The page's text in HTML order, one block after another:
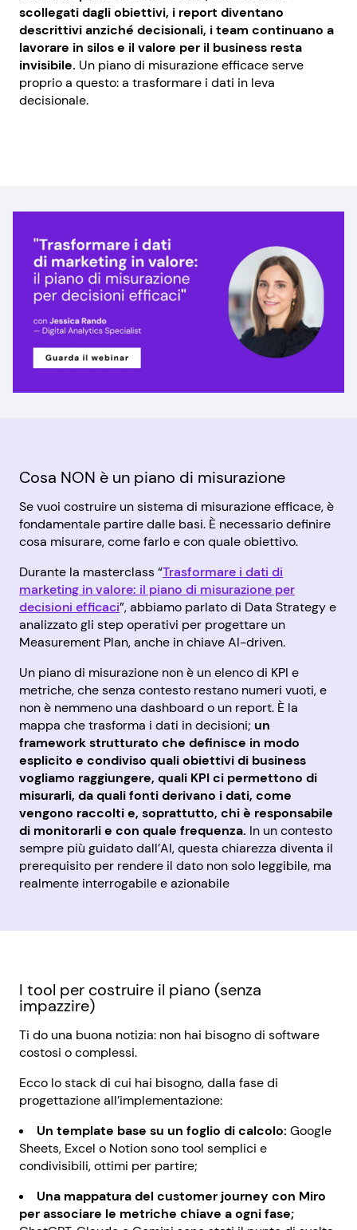
scollegati dagli obiettivi, i report diventano
descrittivi anziché decisionali, i team continuano a
lavorare in silos e il valore per il business resta
invisibile. Un piano di misurazione efficace serve
proprio a questo: a trasformare i dati in leva
decisionale.
Cosa NON è un piano di misurazione
Se vuoi costruire un sistema di misurazione efficace, è
fondamentale partire dalle basi. È necessario definire
cosa misurare, come farlo e con quale obiettivo.
Durante la masterclass “Trasformare i dati di
marketing in valore: il piano di misurazione per
decisioni efficaci”, abbiamo parlato di Data Strategy e
analizzato gli step operativi per progettare un
Measurement Plan, anche in chiave AI-driven.
Un piano di misurazione non è un elenco di KPI e
metriche, che senza contesto restano numeri vuoti, e
non è nemmeno una dashboard o un report. È la
mappa che trasforma i dati in decisioni; un
framework strutturato che definisce in modo
esplicito e condiviso quali obiettivi di business
vogliamo raggiungere, quali KPI ci permettono di
misurarli, da quali fonti derivano i dati, come
vengono raccolti e, soprattutto, chi è responsabile
di monitorarli e con quale frequenza. In un contesto
sempre più guidato dall’AI, questa chiarezza diventa il
prerequisito per rendere il dato non solo leggibile, ma
realmente interrogabile e azionabile
I tool per costruire il piano (senza
impazzire)
Ti do una buona notizia: non hai bisogno di software
costosi o complessi.
Ecco lo stack di cui hai bisogno, dalla fase di
progettazione all’implementazione:
Un template base su un foglio di calcolo: Google
Sheets, Excel o Notion sono tool semplici e
condivisibili, ottimi per partire;
Una mappatura del customer journey con Miro
per associare le metriche chiave a ogni fase;